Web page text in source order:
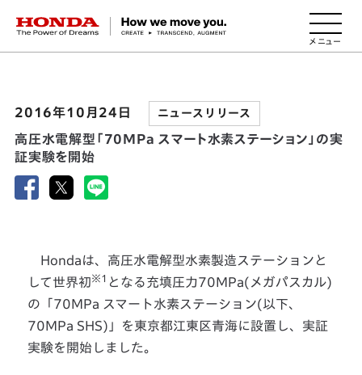
HONDA The Power of Dreams
2016年10月24日 ニュースリリース
高圧水電解型「70MPa スマート水素ステーション」の実
証実験を開始
Hondaは、高圧水電解型水素製造ステーションと
して世界初※1 となる充填圧力70MPa(メガパスカル)
の「70MPa スマート水素ステーション(以下、
70MPa SHS)」を東京都江東区青海に設置し、実証
実験を開始しました。